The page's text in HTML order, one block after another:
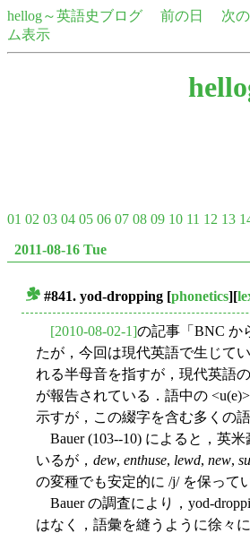
hellog～英語史ブログ 前の日 次
ム表示
01 02 03 04 05 06 07 08 09 10 11 12 13
2011-08-16 Tue
#841. yod-dropping [phonetics][
[2010-08-02-1]の記事「BNC か
たが，今回は現代英語で生じて
れる半母音を指すが，現代英語
が報告されている．語中の
示すが，この綴字を含む多くの
Bauer (103--10) によると，英
いるが， dew, enthuse, lewd, new,
の変種でも安定的に /j/ を保って
Bauer の調査により，yod-
はなく，語彙を縫うように徐々